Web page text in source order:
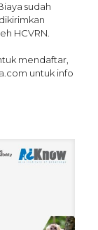
sudah
HCVRN.
mendaftar,
untuk info